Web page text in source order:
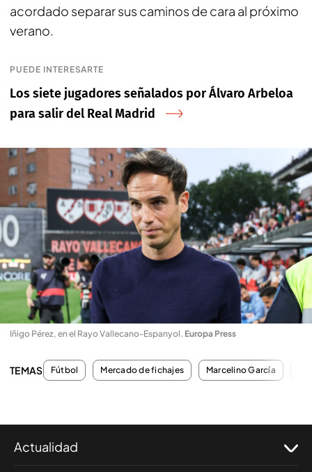
acordado separar sus caminos de cara al próximo
verano.
PUEDE INTERESARTE
Los siete jugadores señalados por Álvaro Arbeloa
para salir del Real Madrid
Iñigo Pérez, en el Rayo Vallecano-Espanyol. Europa Press
TEMAS Fútbol Mercado de fichajes Marcelino García
Actualidad